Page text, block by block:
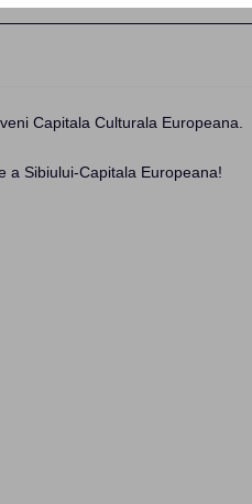
Capitala Culturala Europeana.
a Sibiului-Capitala Europeana!